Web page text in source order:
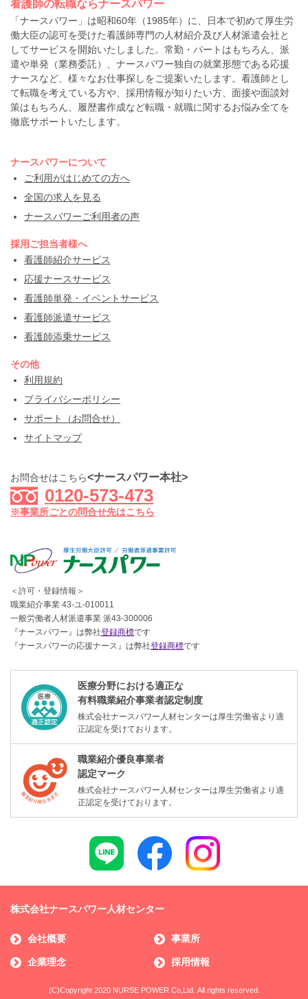
看護師の転職ならナースパワー
「ナースパワー」は昭和60年（1985年）に、日本で初めて厚生労
働大臣の認可を受けた看護師専門の人材紹介及び人材派遣会社と
してサービスを開始いたしました。常勤・パートはもちろん、派
遣や単発（業務委託）、ナースパワー独自の就業形態である応援
ナースなど、様々なお仕事探しをご提案いたします。看護師とし
て転職を考えている方や、採用情報が知りたい方、面接や面談対
策はもちろん、履歴書作成など転職・就職に関するお悩み全てを
徹底サポートいたします。
ナースパワーについて
ご利用がはじめての方へ
全国の求人を見る
ナースパワーご利用者の声
採用ご担当者様へ
看護師紹介サービス
応援ナースサービス
看護師単発・イベントサービス
看護師派遣サービス
看護師添乗サービス
その他
利用規約
プライバシーポリシー
サポート（お問合せ）
サイトマップ
お問合せはこちら<ナースパワー本社>
0120-573-473
※事業所ごとの問合せ先はこちら
＜許可・登録情報＞
職業紹介事業 43-ユ-010011
一般労働者人材派遣事業 派43-300006
『ナースパワー』は弊社登録商標です
『ナースパワーの応援ナース』は弊社登録商標です
医療分野における適正な
有料職業紹介事業者認定制度
株式会社ナースパワー人材センターは厚生労働省より適
正認定を受けております。
職業紹介優良事業者
認定マーク
株式会社ナースパワー人材センターは厚生労働省より適
正認定を受けております。
株式会社ナースパワー人材センター
会社概要 事業所
企業理念 採用情報
(C)Copyright 2020 NURSE POWER Co,Ltd. All rights reserved.